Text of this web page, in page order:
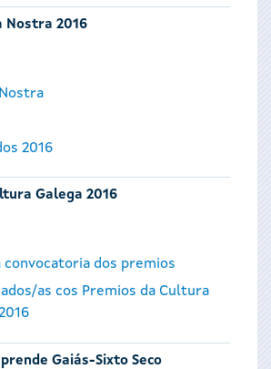
Nostra 2016
2016
Galega 2016
convocatoria dos premios
as cos Premios da Cultura
Gaiás-Sixto Seco